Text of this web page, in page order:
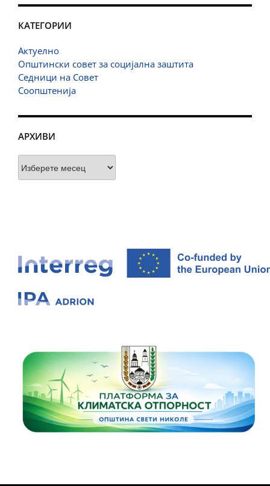
КАТЕГОРИИ
Актуелно
Општински совет за социјална заштита
Седници на Совет
Соопштенија
АРХИВИ